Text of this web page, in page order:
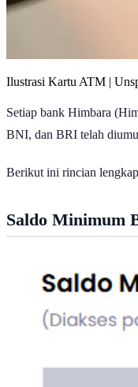
Ilustrasi Kartu ATM |
Setiap bank Himbara
BNI, dan BRI telah
Berikut ini rincian
Saldo Minimum